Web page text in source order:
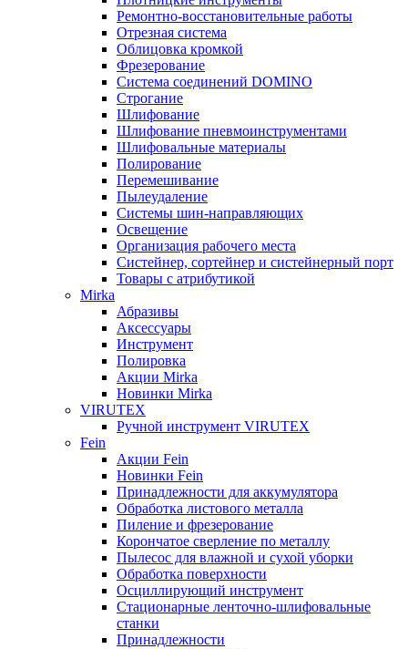
Ремонтно-восстановительные работы
Отрезная система
Облицовка кромкой
Фрезерование
Система соединений DOMINO
Строгание
Шлифование
Шлифование пневмоинструментами
Шлифовальные материалы
Полирование
Перемешивание
Пылеудаление
Системы шин-направляющих
Освещение
Организация рабочего места
Систейнер, сортейнер и систейнерный порт
Товары с атрибутикой
Mirka
Абразивы
Аксессуары
Инструмент
Полировка
Акции Mirka
Новинки Mirka
VIRUTEX
Ручной инструмент VIRUTEX
Fein
Акции Fein
Новинки Fein
Принадлежности для аккумулятора
Обработка листового металла
Пиление и фрезерование
Корончатое сверление по металлу
Пылесос для влажной и сухой уборки
Обработка поверхности
Осциллирующий инструмент
Стационарные ленточно-шлифовальные
станки
Принадлежности